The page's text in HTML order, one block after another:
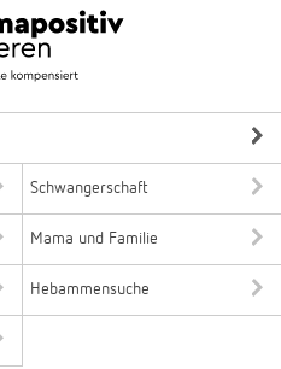
Schwangerschaft
Mama und Familie
Hebammensuche